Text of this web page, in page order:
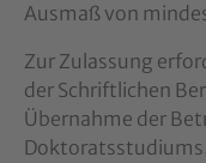
Ausmaß von
Zur Zulassung
der Schriftlichen
Übernahme der